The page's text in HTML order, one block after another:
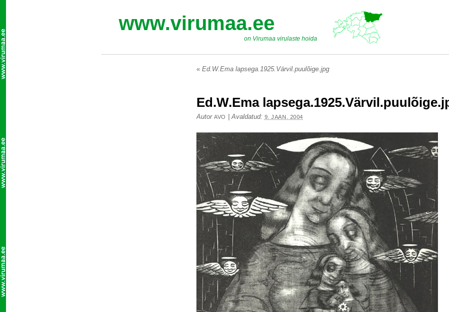
www.virumaa.ee
on Virumaa virulaste hoida
« Ed.W.Ema lapsega.1925.Värvil.puulõige.jpg
Ed.W.Ema
Autor AVO |Avaldatud: 9. JAAN. 2004